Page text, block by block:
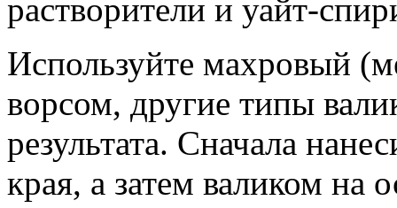
растворители и уайт-
Используйте махровый
ворсом, другие типы
результата. Сначала
края, а затем валиком на